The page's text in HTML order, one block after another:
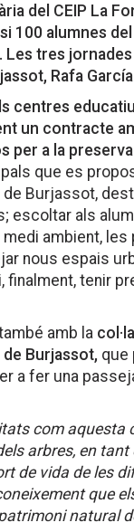
del CEIP La
100 alumnes del
Les tres
Rafa
centres
un contracte
a la
que es
Burjassot,
escoltar als
ambient, les
nous espais
finalment, tenir
amb la
Burjassot, que
a fer una
com aquesta
arbres, en
de vida de les
que
natural